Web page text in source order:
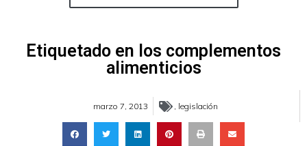
Etiquetado en los complementos
alimenticios
marzo 7, 2013 , legislación